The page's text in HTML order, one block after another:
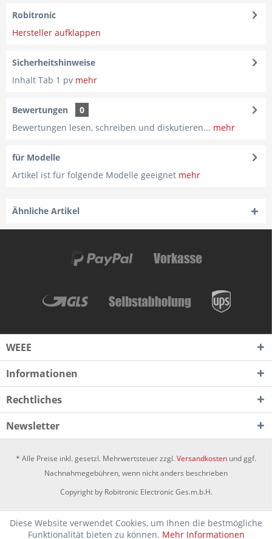
Robitronic
Hersteller aufklappen
Sicherheitshinweise
Inhalt Tab 1 pv mehr
Bewertungen
0
Bewertungen lesen, schreiben und diskutieren... mehr
für Modelle
Artikel ist für folgende Modelle geeignet mehr
Ähnliche Artikel
WEEE
Informationen
Rechtliches
Newsletter
* Alle Preise inkl. gesetzl. Mehrwertsteuer zzgl.Versandkosten und ggf.
Nachnahmegebühren, wenn nicht anders beschrieben
Copyright by Robitronic Electronic Ges.m.b.H.
Diese Website verwendet Cookies, um Ihnen die bestmögliche
Funktionalität bieten zu können. Mehr Informationen